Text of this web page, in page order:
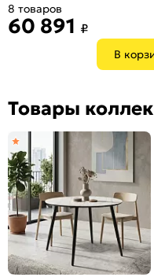
В
8 товаров
60 891 ₽
Товары